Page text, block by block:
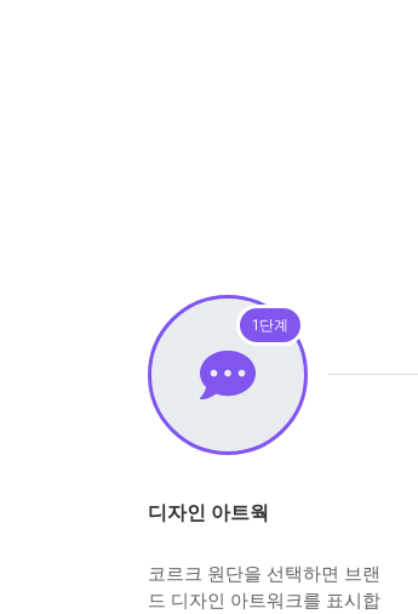
1단계
디자인 아트웍
코르크 원단을 선택하면 브랜
드 디자인 아트워크를 표시합